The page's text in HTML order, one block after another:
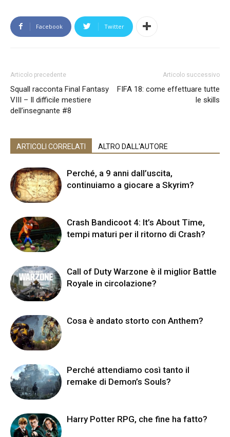
Facebook Twitter
Articolo precedente
Squall racconta Final Fantasy
VIII – Il difficile mestiere
dell’insegnante #8
Articolo successivo
FIFA 18: come effettuare tutte
le skills
ARTICOLI CORRELATI ALTRO DALL'AUTORE
Perché, a 9 anni dall’uscita,
continuiamo a giocare a Skyrim?
Crash Bandicoot 4: It’s About Time,
tempi maturi per il ritorno di Crash?
Call of Duty Warzone è il miglior Battle
Royale in circolazione?
Cosa è andato storto con Anthem?
Perché attendiamo così tanto il
remake di Demon’s Souls?
Harry Potter RPG, che fine ha fatto?